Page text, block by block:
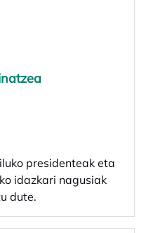
presidenteak eta
idazkari nagusiak
dute.